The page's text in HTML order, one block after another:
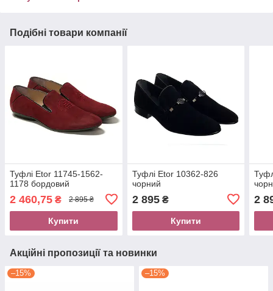
Подібні товари компанії
Туфлі Etor 11745-1562-
1178 бордовий
2 460,75 ₴ 2 895 ₴
Купити
Туфлі Etor 10362-826
чорний
2 895₴
Купити
2
Акційні пропозиції та новинки
–15% –15%